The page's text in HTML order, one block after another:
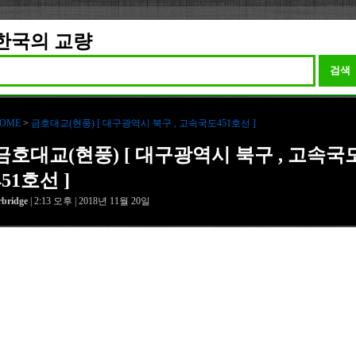
국의 교량
검색
> 금호대교(현풍) [ 대구광역시 북구 , 고속국도451호선 ]
호대교(현풍) [ 대구광역시 북구 , 고속국
호선 ]
| 2:13 오후 | 2018년 11월 20일